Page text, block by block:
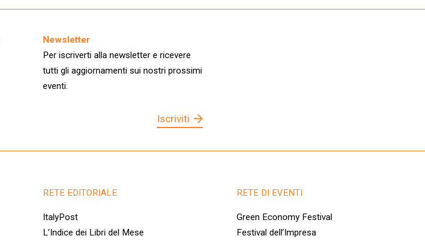
Newsletter
Per iscriverti alla newsletter e ricevere
tutti gli aggiornamenti sui nostri prossimi
eventi.
Iscriviti
RETE EDITORIALE
ItalyPost
L’Indice dei Libri del Mese
RETE DI EVENTI
Green Economy Festival
Festival dell’Impresa